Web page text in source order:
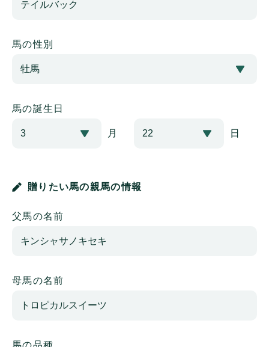
馬の性別
馬の誕生日
月 日
贈りたい馬の親馬の情報
父馬の名前
母馬の名前